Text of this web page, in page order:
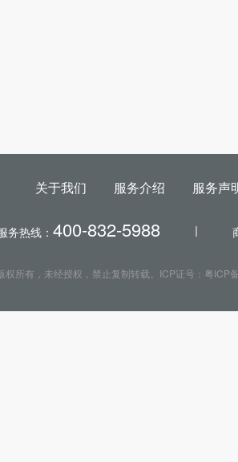
关于我们 服务介绍 服务声
务热线： 400-832-5988
所有，未经授权，禁止复制转载。ICP证号：粤